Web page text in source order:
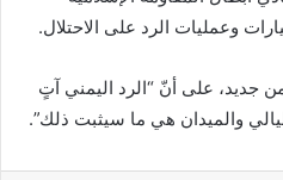
وعمليات الرد على الاحتلال.
جديد، على أنّ “الرد اليمني آتٍ
والميدان هي ما سيثبت ذلك”.